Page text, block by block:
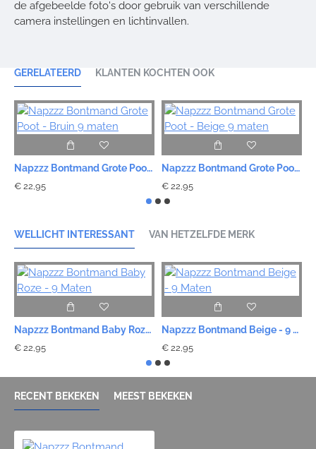
de afgebeelde foto's door gebruik van verschillende
camera instellingen en lichtinvallen.
GERELATEERD KLANTEN KOCHTEN OOK
Napzzz Bontmand Grote Poot - Bruin 9 maten
€ 22,95
Napzzz Bontmand Grote Poot - Beige 9 maten
€ 22,95
WELLICHT INTERESSANT VAN HETZELFDE MERK
Napzzz Bontmand Baby Roze - 9 Maten
€ 22,95
Napzzz Bontmand Beige - 9 Maten
€ 22,95
RECENT BEKEKEN MEEST BEKEKEN